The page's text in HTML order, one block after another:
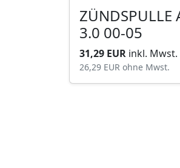
ZÜNDSPULLE AUDI A4 2.0-
3.0 00-05
31,29 EUR inkl. Mwst.
26,29 EUR ohne Mwst.